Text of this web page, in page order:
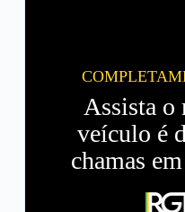
Assista o
veículo é
chamas